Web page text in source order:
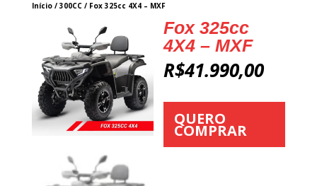
Início/300CC/ Fox 325cc 4X4 – MXF
Fox 325cc
4X4 – MXF
R$41.990,00
QUERO
COMPRAR